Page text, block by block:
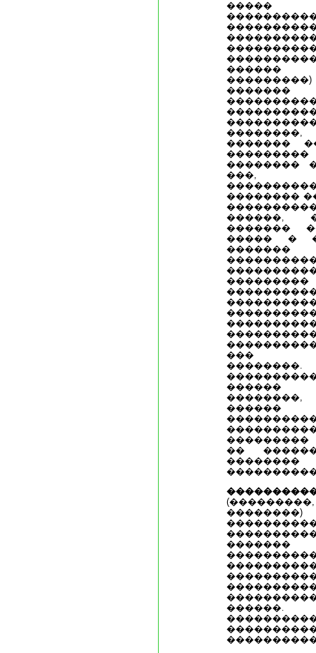
�����
������
�������
��������
���,
��������
������,
�������
����� �
���
��������.
������
������
��
��������
������.